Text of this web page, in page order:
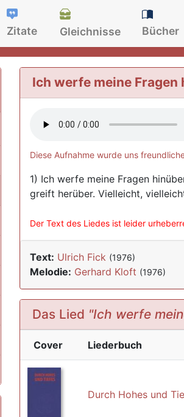
Zitate Gleichnisse Bücher
Ich werfe meine Fragen
Diese Aufnahme wurde uns
1) Ich werfe meine Fragen
greift herüber. Vielleicht,
Der Text des Liedes ist leider
Text: Ulrich Fick (1976)
Melodie: Gerhard Kloft (1976)
Das Lied "Ich werfe
Cover Liederbuch
Durch Hohes und